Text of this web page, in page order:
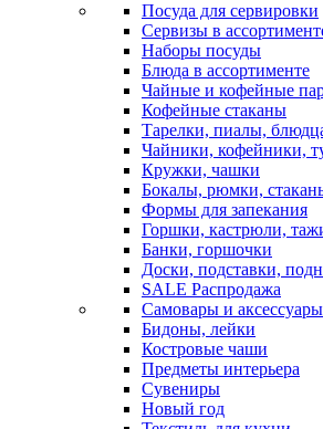
Посуда для сервировки
Сервизы в
Наборы посуды
Блюда в ассортименте
Чайные и кофейные
Кофейные стаканы
Тарелки, пиалы,
Чайники, кофейники,
Кружки, чашки
Бокалы, рюмки,
Формы для запекания
Горшки, кастрюли,
Банки, горшочки
Доски, подставки,
SALE Распродажа
Самовары и аксессуары
Бидоны, лейки
Костровые чаши
Предметы интерьера
Сувениры
Новый год